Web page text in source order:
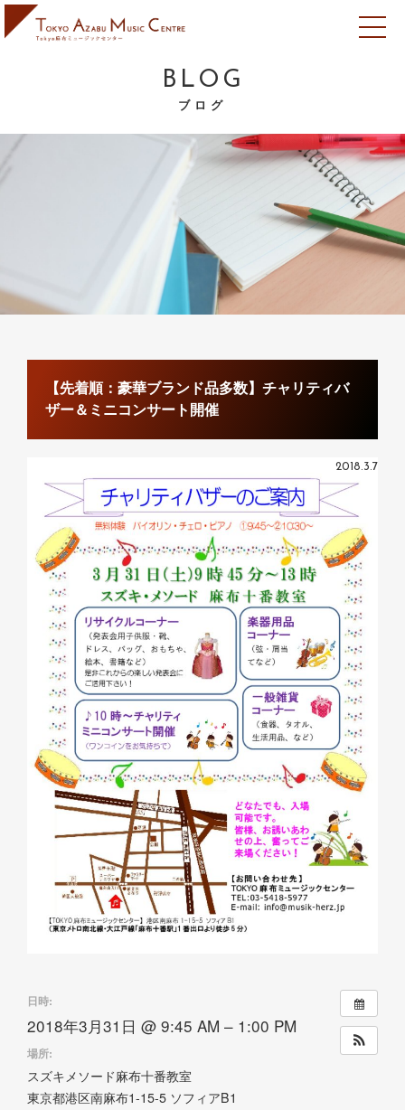
BLOG
ブログ
【先着順：豪華ブランド品多数】チャリティバ
ザー＆ミニコンサート開催
2018.3.7
日時:
2018年3月31日 @ 9:45 AM – 1:00 PM
場所:
スズキメソード麻布十番教室
東京都港区南麻布1-15-5 ソフィアB1